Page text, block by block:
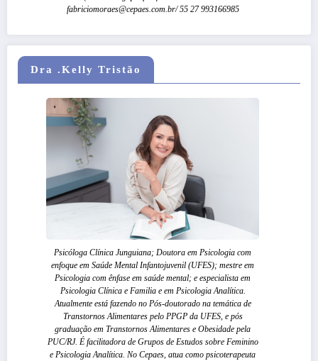
fabriciomoraes@cepaes.com.br/ 55 27 993166985
Dra .Kelly Tristão
Psicóloga Clínica Junguiana; Doutora em Psicologia com
enfoque em Saúde Mental Infantojuvenil (UFES); mestre em
Psicologia com ênfase em saúde mental; e especialista em
Psicologia Clínica e Familia e em Psicologia Analítica.
Atualmente está fazendo no Pós-doutorado na temática de
Transtornos Alimentares pelo PPGP da UFES, e pós
graduação em Transtornos Alimentares e Obesidade pela
PUC/RJ. É facilitadora de Grupos de Estudos sobre Feminino
e Psicologia Analítica. No Cepaes, atua como psicoterapeuta